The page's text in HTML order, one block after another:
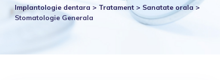
Implantologie dentara > Tratament > Sanatate orala>
Stomatologie Generala